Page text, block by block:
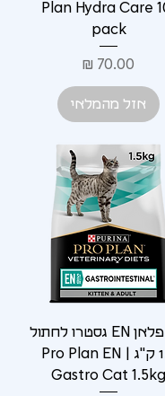
Plan Hydra Care
pack
מחיר
אזל מהמלאי
פרו פלאן EN גסטרו לחתול
1.5 ק"ג | Pro Plan EN
Gastro Cat 1.5kg